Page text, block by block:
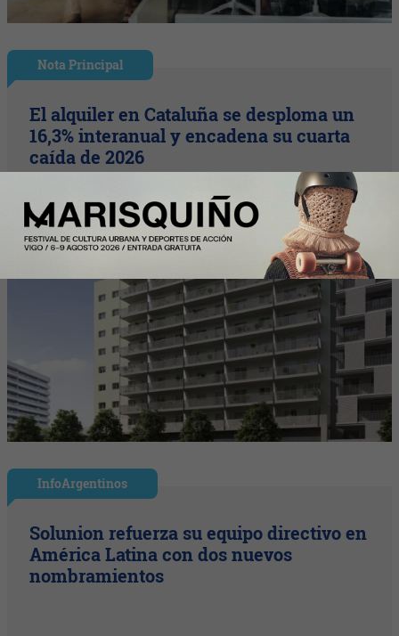
Nota Principal
El alquiler en Cataluña se desploma un
16,3% interanual y encadena su cuarta
caída de 2026
InfoArgentinos
Solunion refuerza su equipo directivo en
América Latina con dos nuevos
nombramientos